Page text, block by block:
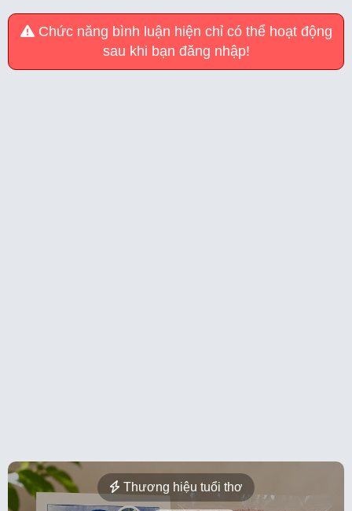
Chức năng bình luận hiện chỉ có thể hoạt động
sau khi bạn đăng nhập!
Thương hiệu tuổi thơ